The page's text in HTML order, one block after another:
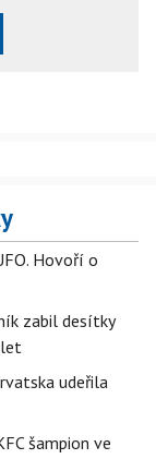
Hovoří o
zabil desítky
let
udeřila
šampion ve